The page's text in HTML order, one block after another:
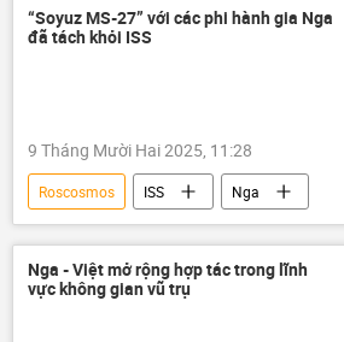
Phi hành gia
hợp tác
“Soyuz MS-27” với các phi hành gia Nga
đã tách khỏi ISS
9 Tháng Mười Hai 2025, 11:28
Roscosmos ISS
Nga
Soyuz MS
Khoa học
vũ trụ
Phi hành gia
Nga - Việt mở rộng hợp tác trong lĩnh
vực không gian vũ trụ